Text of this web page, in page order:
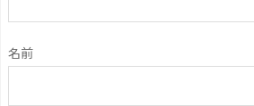
名前